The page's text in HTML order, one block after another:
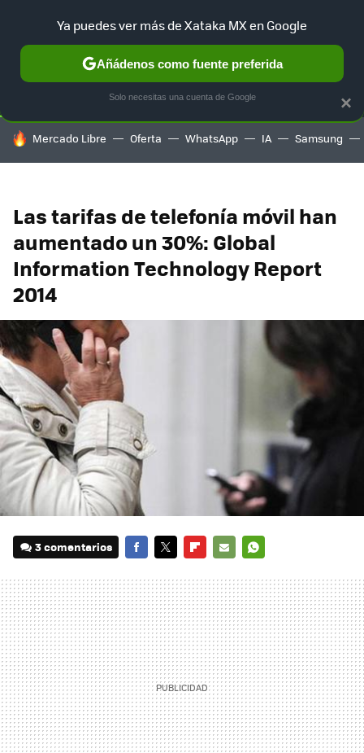
SELECCIÓN GAMING HOME AUTO TERRITORIO
HOY SE HABLA DE
Mercado Libre Oferta WhatsApp IA Samsung
Las tarifas de telefonía móvil han
aumentado un 30%: Global
Information Technology Report
2014
3 comentarios
MAIL
×
Ya puedes ver más de Xataka MX en Google
Añádenos como fuente preferida
Solo necesitas una cuenta de Google